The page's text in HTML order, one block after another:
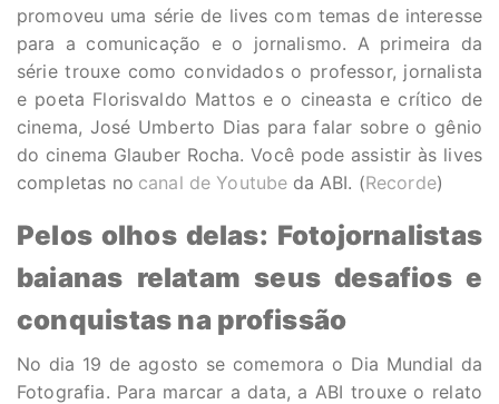
promoveu uma série de lives com temas de interesse
para a comunicação e o jornalismo. A primeira da
série trouxe como convidados o professor, jornalista
e poeta Florisvaldo Mattos e o cineasta e crítico de
cinema, José Umberto Dias para falar sobre o gênio
do cinema Glauber Rocha. Você pode assistir às lives
completas no canal de Youtube da ABI. (Recorde)
Pelos olhos delas: Fotojornalistas
baianas relatam seus desafios e
conquistas na profissão
No dia 19 de agosto se comemora o Dia Mundial da
Fotografia. Para marcar a data, a ABI trouxe o relato